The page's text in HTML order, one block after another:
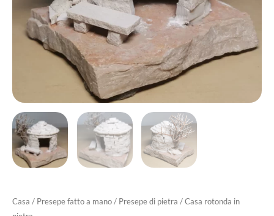
Casa / Presepe fatto a mano/ Presepe di pietra / Casa rotonda in